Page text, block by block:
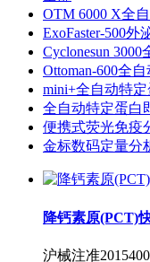
OTM 6000 X全
ExoFaster-500外
Cyclonesun
Ottoman-600全
mini+全自动特
全自动特定蛋白
便携式荧光免疫
金标数码定量分
降钙素原(PCT)
沪械注准